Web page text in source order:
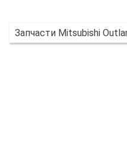
Запчасти Mitsubishi